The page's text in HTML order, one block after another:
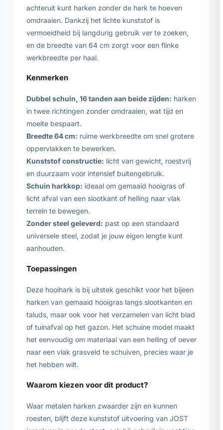
achteruit kunt harken zonder de hark te hoeven
omdraaien. Dankzij het lichte kunststof is
vermoeidheid bij langdurig gebruik ver te zoeken,
en de breedte van 64 cm zorgt voor een flinke
werkbreedte per haal.
Kenmerken
Dubbel schuin, 16 tanden aan beide zijden: harken
in twee richtingen zonder omdraaien, wat tijd en
moeite bespaart.
Breedte 64 cm: ruime werkbreedte om snel grotere
oppervlakken te bewerken.
Kunststof constructie: licht van gewicht, roestvrij
en duurzaam voor intensief buitengebruik.
Schuin harkkop: ideaal om gemaaid hooigras of
licht afval van een slootkant of helling naar vlak
terrein te bewegen.
Zonder steel geleverd: past op een standaard
universele steel, zodat je jouw eigen lengte kunt
aanhouden.
Toepassingen
Deze hooihark is bij uitstek geschikt voor het bijeen
harken van gemaaid hooigras langs slootkanten en
taluds, maar ook voor het verzamelen van licht blad
of tuinafval op het gazon. Het schuine model maakt
het eenvoudig om materiaal van een helling of oever
naar een vlak grasveld te schuiven, precies waar je
het hebben wilt.
Waarom kiezen voor dit product?
Waar metalen harken zwaarder zijn en kunnen
roesten, blijft deze kunststof uitvoering van JOST